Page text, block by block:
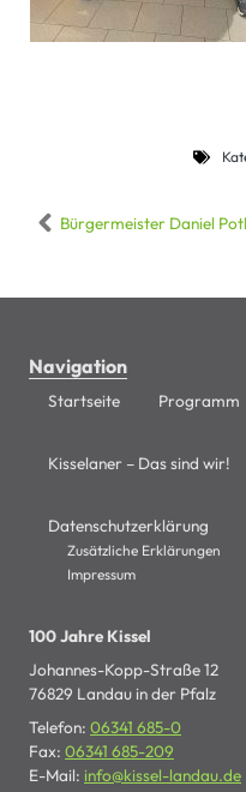
Navigation
Startseite Programm
Kisselaner – Das sind wir!
Datenschutzerklärung
Zusätzliche Erklärungen
Impressum
100 Jahre Kissel
Johannes-Kopp-Straße 12
76829 Landau in der Pfalz
Telefon: 06341 685-0
Fax: 06341 685-209
E-Mail: info@kissel-landau.de